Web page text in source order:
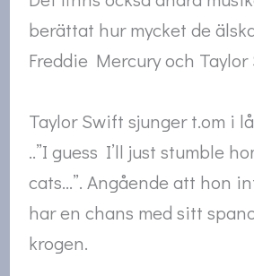
berättat hur mycket de
Freddie Mercury och Taylor
Taylor Swift sjunger t.om i
..”I guess I’ll just stumble
cats…”. Angående att hon
har en chans med sitt
krogen.